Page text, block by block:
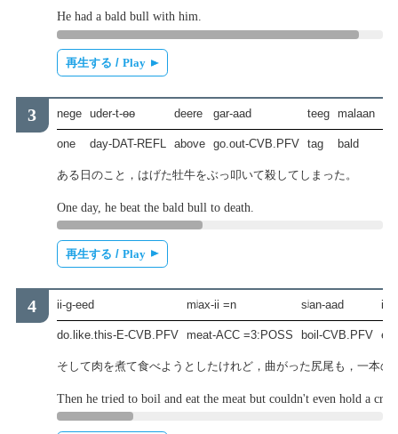
He had a bald bull with him.
再生する /Play
nege uder-t-өө deere gar-aad teeg malaan
one day-DAT-REFL above go.out-CVB.PFV tag bald
ある日のこと，はげた牡牛をぶっ叩いて殺してしまった。
One day, he beat the bald bull to death.
再生する /Play
ii-g-eed mʲax-ii =n sʲan-aad
do.like.this-E-CVB.PFV meat-ACC =3:POSS boil-CVB.PFV
そして肉を煮て食べようとしたけれど，曲がった尻尾も，一本の
Then he tried to boil and eat the meat but couldn't even hold a